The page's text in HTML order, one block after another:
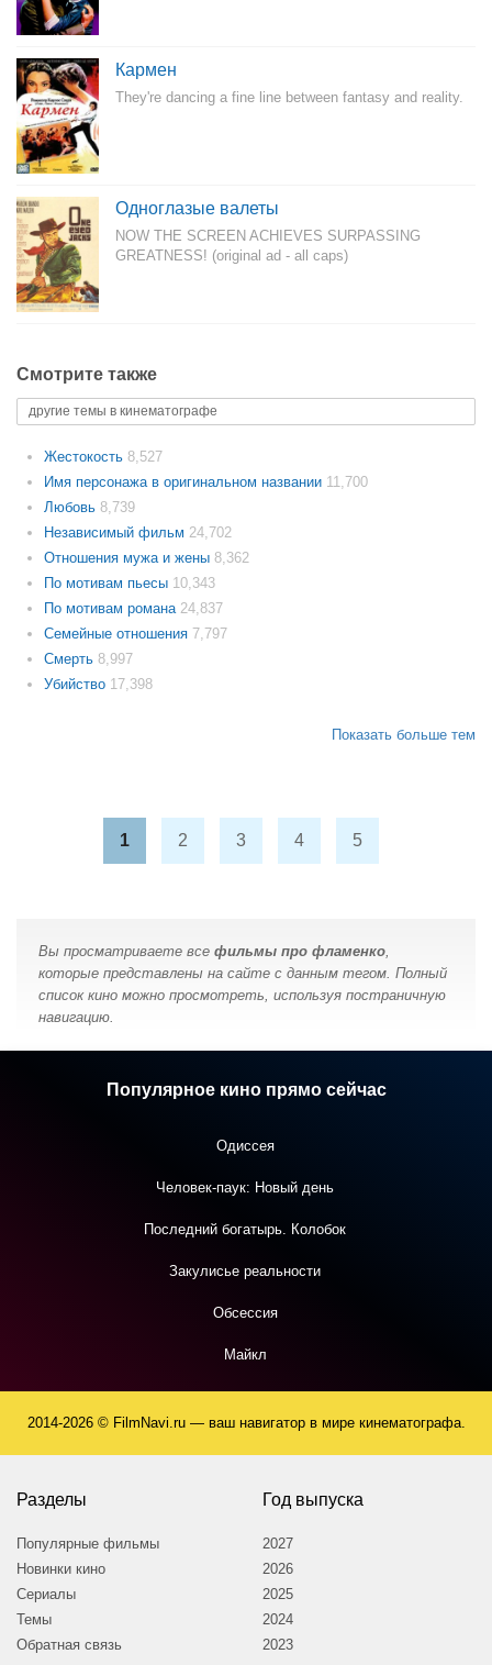
Кармен
They're dancing a fine line between fantasy and reality.
Одноглазые валеты
NOW THE SCREEN ACHIEVES SURPASSING
GREATNESS! (original ad - all caps)
Смотрите также
другие темы в кинематографе
Жестокость 8,527
Имя персонажа в оригинальном названии 11,700
Любовь 8,739
Независимый фильм 24,702
Отношения мужа и жены 8,362
По мотивам пьесы 10,343
По мотивам романа 24,837
Семейные отношения 7,797
Смерть 8,997
Убийство 17,398
Показать больше тем
1 2 3 4 5
Вы просматриваете все фильмы про фламенко,
которые представлены на сайте с данным тегом. Полный
список кино можно просмотреть, используя постраничную
навигацию.
Популярное кино прямо сейчас
Одиссея
Человек-паук: Новый день
Последний богатырь. Колобок
Закулисье реальности
Обсессия
Майкл
2014-2026 © FilmNavi.ru — ваш навигатор в мире кинематографа.
Разделы
Популярные фильмы
Новинки кино
Сериалы
Темы
Обратная связь
Год выпуска
2027
2026
2025
2024
2023